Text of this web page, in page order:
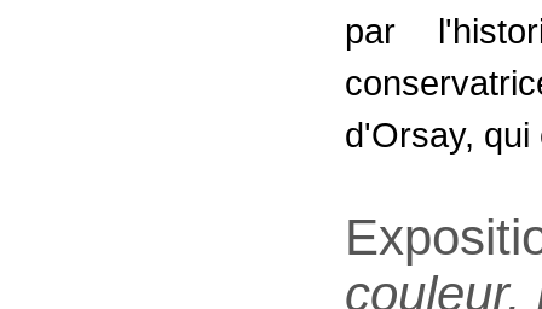
par
d'Orsay,
couleur.